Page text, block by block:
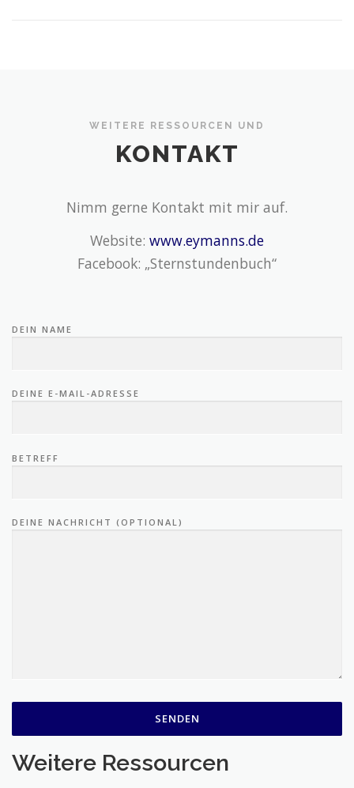
WEITERE RESSOURCEN UND
KONTAKT
Nimm gerne Kontakt mit mir auf.
Website: www.eymanns.de
Facebook: „Sternstundenbuch“
DEIN NAME
DEINE E-MAIL-ADRESSE
BETREFF
DEINE NACHRICHT (OPTIONAL)
Weitere Ressourcen